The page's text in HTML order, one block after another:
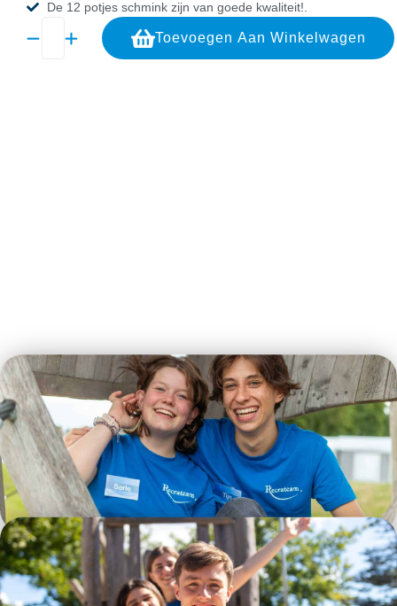
De 12 potjes schmink zijn van goede kwaliteit!.
Toevoegen Aan Winkelwagen